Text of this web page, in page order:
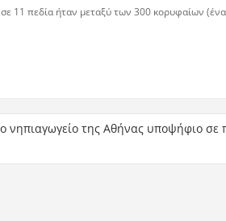
11 πεδία ήταν μεταξύ των 300 κορυφαίων
νηπιαγωγείο της Αθήνας υποψήφιο σε